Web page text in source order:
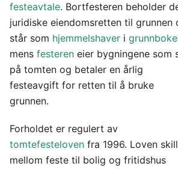
festeavtale. Bortfesteren beholder
juridiske eiendomsretten til grunnen
står som hjemmelshaver i
mens festeren eier bygningene som
på tomten og betaler en årlig
festeavgift for retten til å bruke
grunnen.
Forholdet er regulert av
tomtefesteloven fra 1996. Loven
mellom feste til bolig og fritidshus